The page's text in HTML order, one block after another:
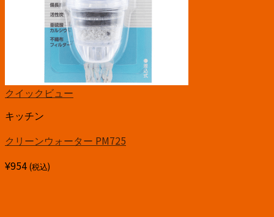
クイックビュー
キッチン
クリーンウォーター PM725
¥954 (税込)